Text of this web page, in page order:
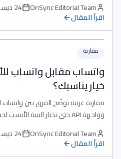
OnSync Editorial Team
24 ديسمبر 2025
اقرأ المقال
مقارنة
خيار يناسبك؟
مقارنة عربية توضّح الفرق بين واتساب
وواجهة API حتى تختار البنية الأنسب لحجم فريقك ونوع استخدامك.
OnSync Editorial Team
24 ديسمبر 2025
اقرأ المقال